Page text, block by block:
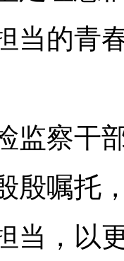
当的青
察干部
殷嘱托
当，以